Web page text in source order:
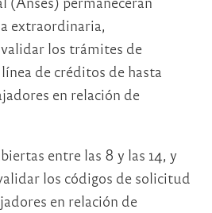
extraordinaria,
los trámites de
de créditos de hasta
en relación de
entre las 8 y las 14, y
los códigos de solicitud
en relación de